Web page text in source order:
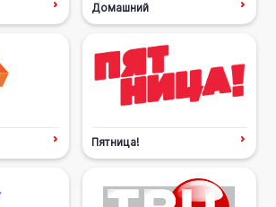
Домашний
Пятница!